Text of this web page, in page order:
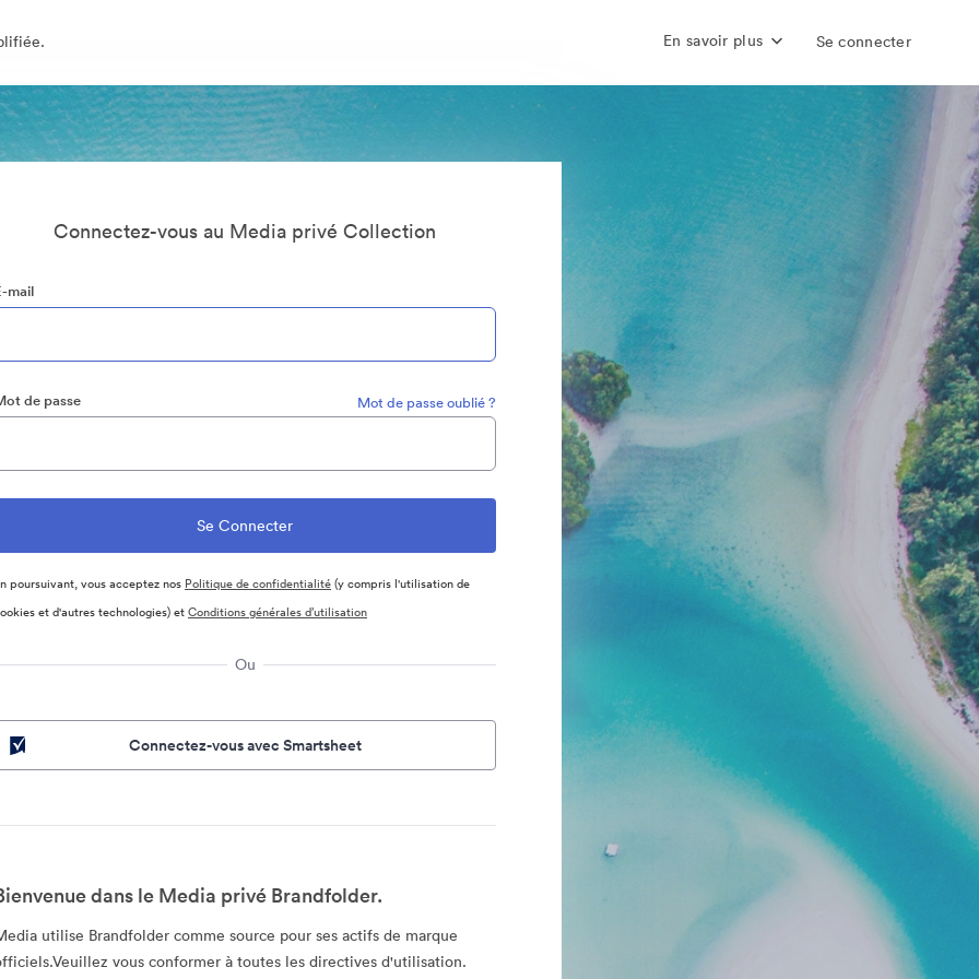
En savoir plus Se connecter
Connectez-vous au Media privé Collection
mail
de passe Mot de passe oublié ?
poursuivant, vous acceptez nos Politique de confidentialité(y compris l'utilisation de
et d'autres technologies) etConditions générales d’utilisation
Ou
Connectez-vous avec Smartsheet
dans le Media privé Brandfolder.
utilise Brandfolder comme source pour ses actifs de marque
vous conformer à toutes les directives d'utilisation.